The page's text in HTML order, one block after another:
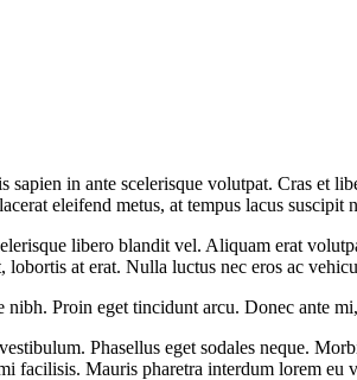
in ante scelerisque volutpat. Cras et
eleifend metus, at tempus lacus suscipit
libero blandit vel. Aliquam erat
at erat. Nulla luctus nec eros ac
Proin eget tincidunt arcu. Donec ante
Phasellus eget sodales neque.
facilisis. Mauris pharetra interdum lorem